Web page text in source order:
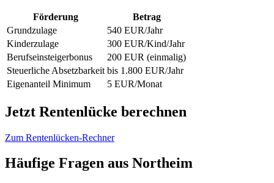
Förderung
Betrag
Grundzulage
540 EUR/Jahr
Kinderzulage
300 EUR/Kind/Jahr
Berufseinsteigerbonus
200 EUR (einmalig)
Steuerliche Absetzbarkeit bis 1.800 EUR/Jahr
Eigenanteil Minimum
5 EUR/Monat
Jetzt Rentenlücke berechnen
Zum Rentenlücken-Rechner
Häufige Fragen aus Northeim